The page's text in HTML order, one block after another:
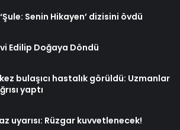
Senin Hikayen’ dizisini övdü
Edilip Doğaya Döndü
bulaşıcı hastalık görüldü: Uzmanlar
yaptı
uyarısı: Rüzgar kuvvetlenecek!